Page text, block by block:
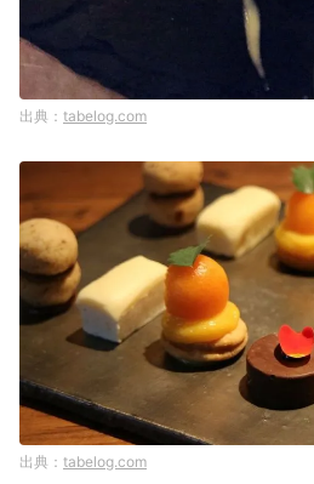
tabelog.com
tabelog.com